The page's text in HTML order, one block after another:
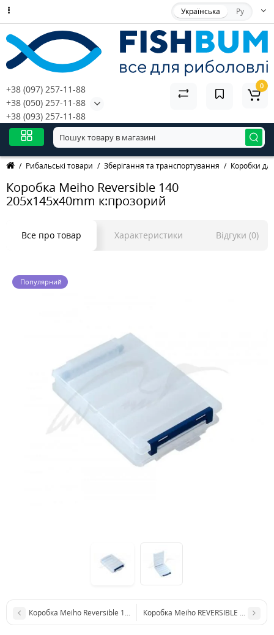
Українська Ру
+38 (097) 257-11-88
+38 (050) 257-11-88
+38 (093) 257-11-88
0
Рибальські товари Зберігання та транспортування Коробки
Коробка Meiho Reversible 140
205x145x40mm к:прозорий
Все про товар Характеристики Відгуки (0)
Популярний
Коробка Meiho Reversible 100 200х126х36mm к:прозорий
Коробка Meiho REVERSIBLE 145